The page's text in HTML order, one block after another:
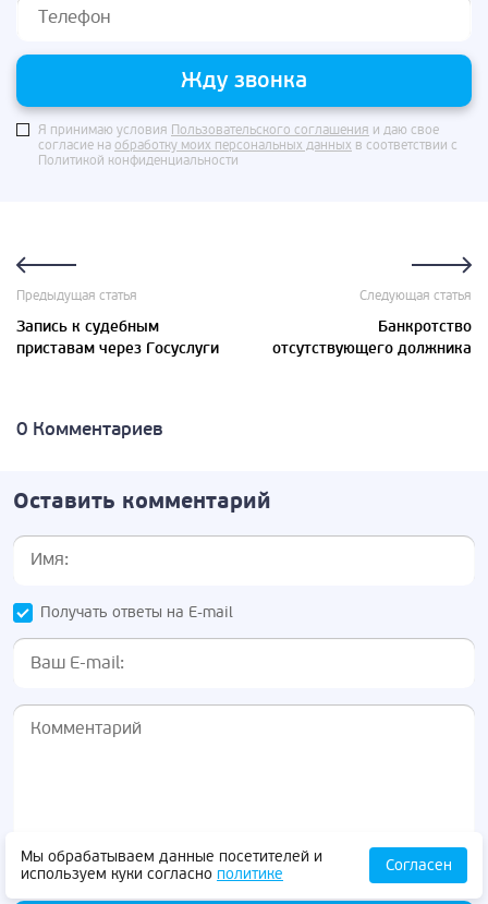
Жду звонка
Я принимаю условия Пользовательского соглашения и даю свое
согласие на обработку моих персональных данных в соответствии с
Политикой конфиденциальности
Предыдущая статья
Запись к судебным
приставам через Госуслуги
Следующая статья
Банкротство
отсутствующего должника
0 Комментариев
Оставить комментарий
Получать ответы на E-mail
Мы обрабатываем данные посетителей и
используем куки согласно политике Согласен